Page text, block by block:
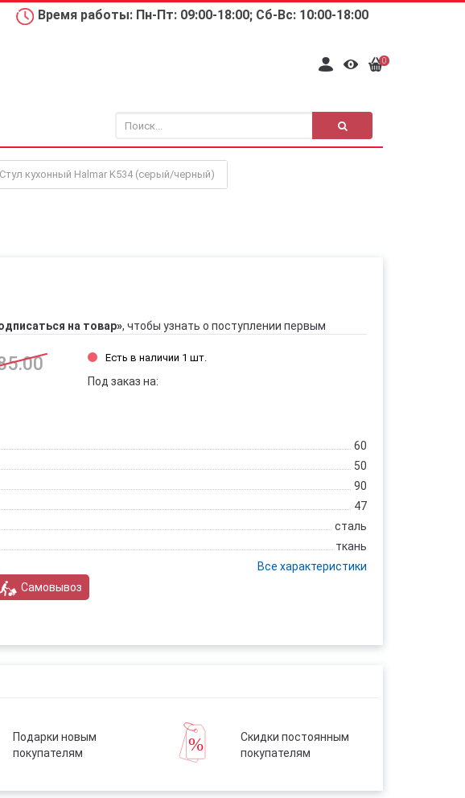
Время работы: Пн-Пт: 09:00-18:00; Сб-Вс: 10:00-18:00
0
Стул кухонный Halmar K534 (серый/черный)
на товар», чтобы узнать о поступлении первым
Есть в наличии 1 шт.
Под заказ на:
60
50
90
47
сталь
ткань
Все характеристики
Самовывоз
Подарки новым
покупателям
Скидки постоянным
покупателям